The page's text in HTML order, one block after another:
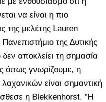
να είναι η πιο
της μελέτης Lauren
της Δυτικής
αποκλείει τη σημασία
όπως γνωρίζουμε, η
είναι σημαντική
η Blekkenhorst. "Η